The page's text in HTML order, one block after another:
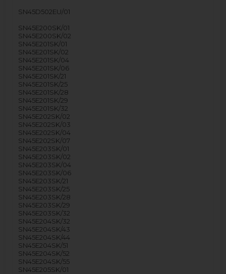
SN45D502EU/01
SN45E200SK/01
SN45E200SK/02
SN45E201SK/01
SN45E201SK/02
SN45E201SK/04
SN45E201SK/06
SN45E201SK/21
SN45E201SK/25
SN45E201SK/28
SN45E201SK/29
SN45E201SK/32
SN45E202SK/02
SN45E202SK/03
SN45E202SK/04
SN45E202SK/07
SN45E203SK/01
SN45E203SK/02
SN45E203SK/04
SN45E203SK/06
SN45E203SK/21
SN45E203SK/25
SN45E203SK/28
SN45E203SK/29
SN45E203SK/32
SN45E204SK/32
SN45E204SK/43
SN45E204SK/44
SN45E204SK/51
SN45E204SK/52
SN45E204SK/55
SN45E205SK/01